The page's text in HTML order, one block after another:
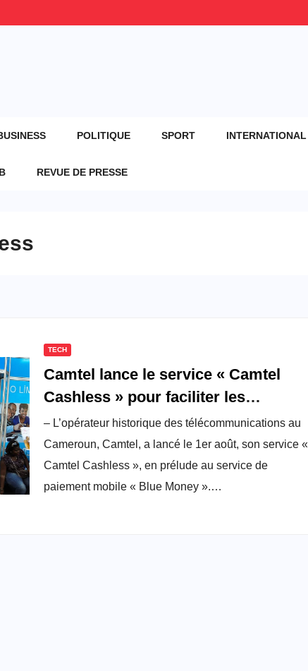
POLITIQUE SPORT INTERNATIONAL
REVUE DE PRESSE
TECH
Camtel lance le service « Camtel
Cashless » pour faciliter les
paiements
– L’opérateur historique des télécommunications au
Cameroun, Camtel, a lancé le 1er août, son service «
Camtel Cashless », en prélude au service de
paiement mobile « Blue Money ».…